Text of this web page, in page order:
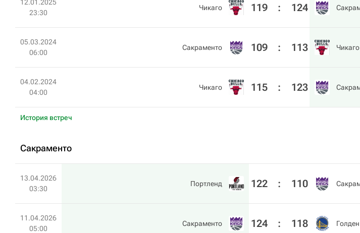
12.01.2025
23:30
Чикаго 119 : 124
05.03.2024
06:00
Сакраменто 109 : 113 Чикаго
04.02.2024
04:00
Чикаго 115 : 123
История встреч
Сакраменто
13.04.2026
03:30
Портленд 122 : 110
11.04.2026
05:00
Сакраменто 124 : 118